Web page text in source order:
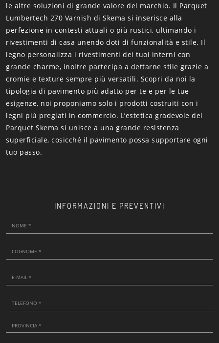
le altre soluzioni di grande valore del marchio. Il Parquet
Lumbertech 270 Varnish di Skema si inserisce alla
perfezione in contesti attuali o più rustici, ultimando i
rivestimenti di casa unendo doti di funzionalità e stile. Il
legno personalizza i rivestimenti dei tuoi interni con
grande charme, inoltre partecipa a dettarne stile grazie a
cromie e texture sempre più versatili. Scopri da noi la
tipologia di pavimento più adatto per te e per le tue
esigenze, noi proponiamo solo i prodotti costruiti con i
legni più pregiati in commercio. L’estetica gradevole del
Parquet Skema si unisce a una grande resistenza
superficiale, cosicché il pavimento possa supportare ogni
tuo passo.
INFORMAZIONI E PREVENTIVI